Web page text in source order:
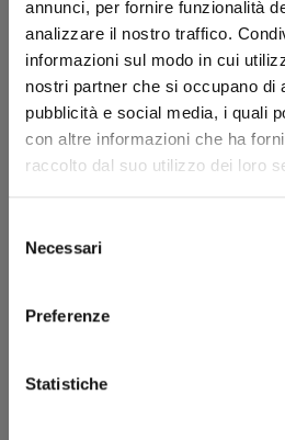
annunci, per fornire funzionalità
analizzare il nostro traffico.
informazioni sul modo in cui
nostri partner che si occupano di
pubblicità e social media, i quali
con altre informazioni che ha
raccolto dal suo utilizzo dei loro
delNecessari
Preferenze
Statistiche
HAIKYU!!